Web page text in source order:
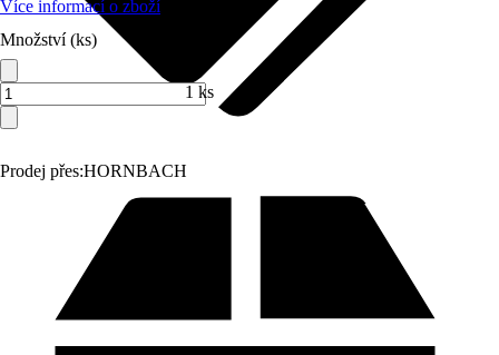
Prodej přes:HORNBACH
Více informací o zboží
Množství (ks)
1 ks